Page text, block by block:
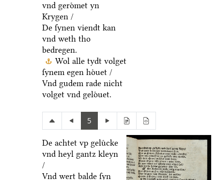
vnd geroͤmet yn
Krygen /
De ſynen viendt kan
vnd weth tho
bedregen.
Wol alle tydt volget
ſynem egen hoͤuet /
Vnd gudem rade nicht
volget vnd geloͤuet.
5
De achtet vp geluͤcke
vnd heyl gantz kleyn
/
Vnd wert balde ſyn